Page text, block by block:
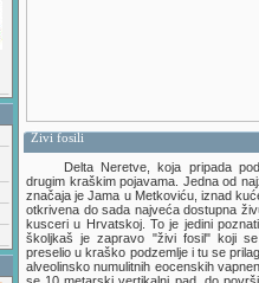
Živi fosili
Delta Neretve, koja pripada
drugim kraškim pojavama. Jedna od
značaja je Jama u Metkoviću, iznad
otkrivena do sada najveća dostupna
kusceri u Hrvatskoj. To je jedini
školjkaš je zapravo "živi fosil" koji
preselio u kraško podzemlje i tu se
alveolinsko numulitnih eocenskih